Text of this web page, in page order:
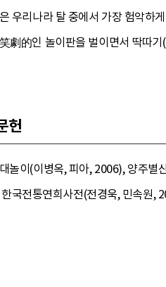
우리나라 탈 중에서 가장 험악하
劇的인 놀이판을 벌이면서 딱따
헌
놀이(이병옥, 피아, 2006), 양주별
국전통연희사전(전경욱, 민속원,